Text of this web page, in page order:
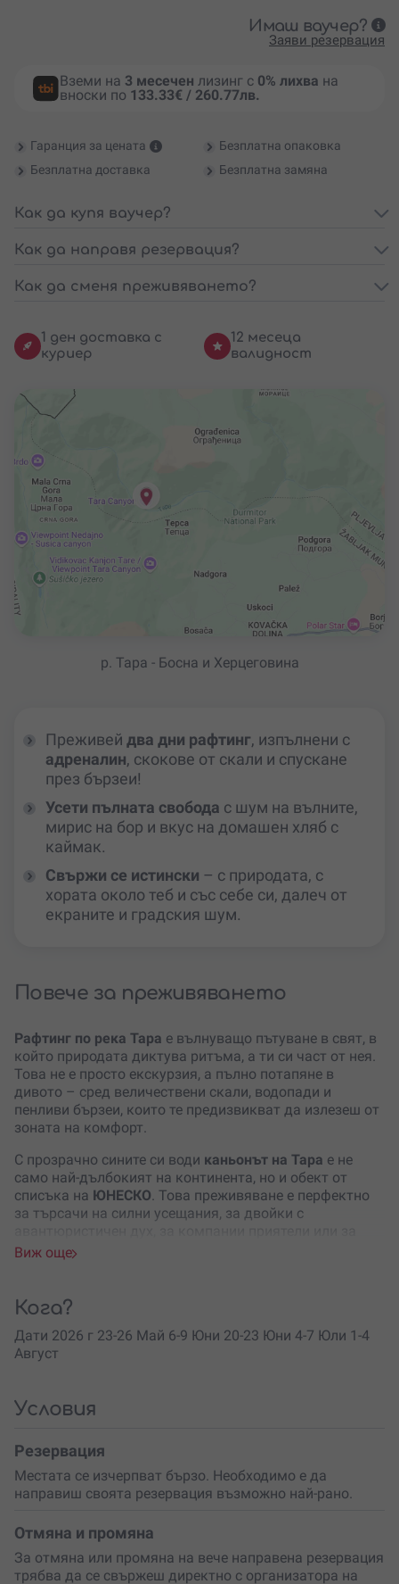
Имаш ваучер?
Заяви резервация
Вземи на 3 месечен лизинг с 0% лихва на
вноски по 133.33€ / 260.77лв.
Гаранция за цената
Безплатна опаковка
Безплатна доставка
Безплатна замяна
Как да купя ваучер?
Как да направя резервация?
Как да сменя преживяването?
1 ден доставка с
куриер
12 месеца
валидност
р. Тара - Босна и Херцеговина
Преживей два дни рафтинг, изпълнени с
адреналин, скокове от скали и спускане
през бързеи!
Усети пълната свобода с шум на вълните,
мирис на бор и вкус на домашен хляб с
каймак.
Свържи се истински – с природата, с
хората около теб и със себе си, далеч от
екраните и градския шум.
Повече за преживяването
Рафтинг по река Тара е вълнуващо пътуване в свят, в
който природата диктува ритъма, а ти си част от нея.
Това не е просто екскурзия, а пълно потапяне в
дивото – сред величествени скали, водопади и
пенливи бързеи, които те предизвикват да излезеш от
зоната на комфорт.
С прозрачно сините си води каньонът на Тара е не
само най-дълбокият на континента, но и обект от
списъка на ЮНЕСКО. Това преживяване е перфектно
за търсачи на силни усещания, за двойки с
подарък, който ще остави трайни спомени. Подходящо
Програмата е с продължителност
дни активен рафтинг с опитни български инструктори,
които познават изключително добре реката. Заради
две държави –
континента. Ще има още скачане от скали, къпане в
ледени води, лагерен огън и много смях.
Настаняването е вавтентични дървени бунгала,
сърце на каньона. До кемпа се стига с лодка, а това го
прави още по-специален. Храната е домашна, щедра и
вкусна – при предварителна заявка се предлага и
Виж още
Кога?
Дати 2026 г 23-26 Май 6-9 Юни 20-23 Юни 4-7 Юли 1-4
Август
Условия
Резервация
Местата се изчерпват бързо. Необходимо е да
направиш своята резервация възможно най-рано.
Отмяна и промяна
За отмяна или промяна на вече направена резервация
трябва да се свържеш директно с организатора на